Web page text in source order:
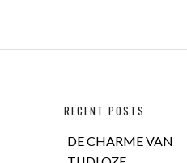
RECENT POSTS
DE CHARME VAN